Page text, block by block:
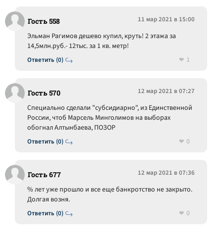
Гость 558 11 мар 2021 в 15:00
Ответить (0)
Эльман Рагимов дешево купил, круть! 2 этажа за
14,5млн.руб.- 12тыс. за 1 кв. метр!
1
Гость 570 12 мар 2021 в 07:27
Ответить (0)
Специально сделали "субсидиарно", из Единственной
России, чтоб Марсель Минголимов на выборах
обогнал Алтынбаева, ПОЗОР
0
Гость 677 12 мар 2021 в 07:36
Ответить (0)
% лет уже прошло и все еще банкротство не закрыто.
Долгая возня.
0